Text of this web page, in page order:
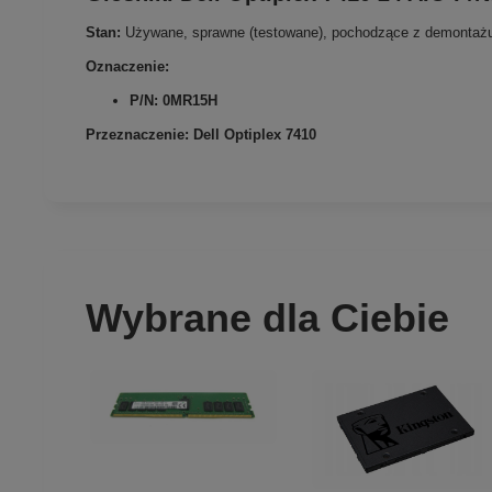
Stan: Używane, sprawne (testowane), pochodzące z
Oznaczenie:
P/N: 0MR15H
Przeznaczenie: Dell Optiplex 7410
Wybrane dla Ciebie